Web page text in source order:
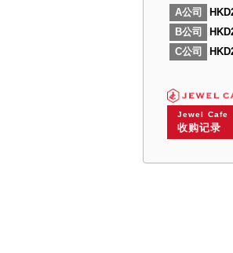
A公司
B公司
C公司
Jewel Cafe
收购记录